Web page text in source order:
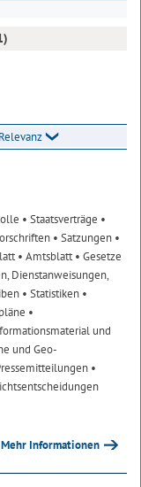
Relevanz
• Staatsverträge •
• Satzungen •
• Amtsblatt• Gesetze
Dienstanweisungen,
• Statistiken •
•
und
und Geo-
•
Mehr Informationen